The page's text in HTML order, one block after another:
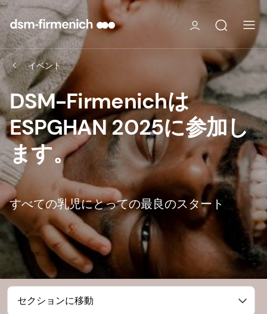
イベント
DSM-Firmenichは
ESPGHAN 2025に参加し
ます。
すべての乳児にとっての最良のスタート
セクションに移動